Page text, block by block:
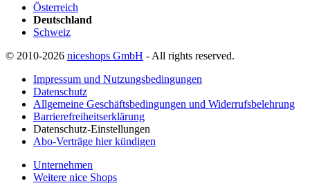
Österreich
Deutschland
Schweiz
© 2010-2026 niceshops GmbH - All rights reserved.
Impressum und Nutzungsbedingungen
Datenschutz
Allgemeine Geschäftsbedingungen und Widerrufsbelehrung
Barrierefreiheitserklärung
Datenschutz-Einstellungen
Abo-Verträge hier kündigen
Unternehmen
Weitere nice Shops